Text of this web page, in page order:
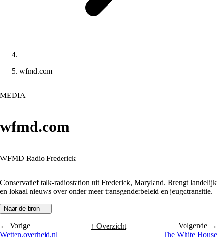
wfmd.com
MEDIA
wfmd.com
WFMD Radio Frederick
Conservatief talk-radiostation uit Frederick, Maryland. Brengt landelijk
en lokaal nieuws over onder meer transgenderbeleid en jeugdtransitie.
Naar de bron →
← Vorige
Wetten.overheid.nl
↑ Overzicht
Volgende →
The White House